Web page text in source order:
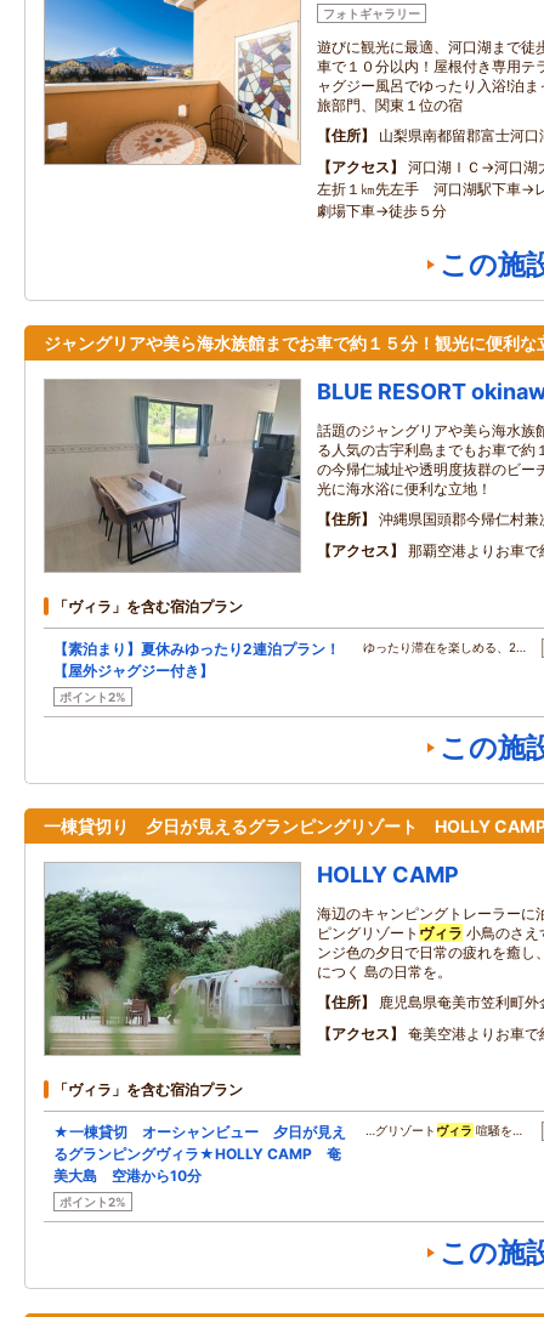
フォトギャラリー
遊びに観光に最適、河口湖まで徒
車で１０分以内！屋根付き専用テ
ャグジー風呂でゆったり入浴!泊
旅部門、関東１位の宿
住所
山梨県南都留郡富士河
アクセス
河口湖ＩＣ→河口湖
左折１㎞先左手 河口湖駅下車→
劇場下車→徒歩５分
この施
ジャングリアや美ら海水族館までお車で約１５分！観光に便利な
BLUE RESORT
話題のジャングリアや美ら海水族
る人気の古宇利島までもお車で約
の今帰仁城址や透明度抜群のビー
光に海水浴に便利な立地！
住所
沖縄県国頭郡今帰仁村兼
アクセス
那覇空港よりお車
「ヴィラ」を含む宿泊プラン
【素泊まり】夏休みゆったり2連泊プラン！
【屋外ジャグジー付き】
ポイント2%
ゆったり滞在を楽しめる、2…
この施
一棟貸切り 夕日が見えるグランピングリゾート HOLLY
HOLLY CAMP
海辺のキャンピングトレーラー
ピングリゾート ヴィラ 小鳥のさえ
ンジ色の夕日で日常の疲れを癒し
につく 島の日常を。
住所
鹿児島県奄美市笠利町
アクセス
奄美空港よりお車で
「ヴィラ」を含む宿泊プラン
★一棟貸切 オーシャンビュー 夕日が見え
るグランピングヴィラ★HOLLY CAMP 奄
美大島 空港から10分
ポイント2%
…グリゾート ヴィラ 喧騒を…
この施